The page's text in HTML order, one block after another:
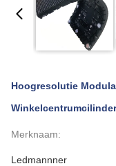
Hoogresolutie
Merknaam:
Ledmannner